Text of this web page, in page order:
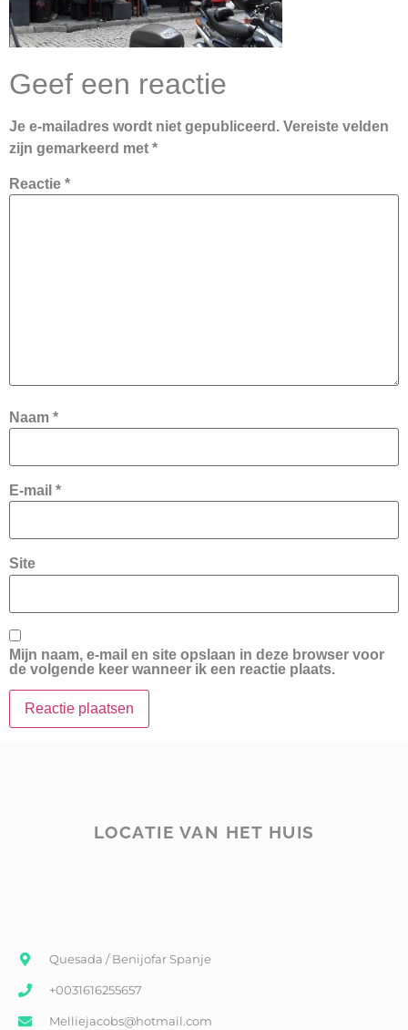
Geef een reactie
Je e-mailadres wordt niet gepubliceerd. Vereiste velden
zijn gemarkeerd met *
Reactie *
Naam *
E-mail *
Site
Mijn naam, e-mail en site opslaan in deze browser voor
de volgende keer wanneer ik een reactie plaats.
LOCATIE VAN HET HUIS
Quesada / Benijofar Spanje
+0031616255657
Melliejacobs@hotmail.com